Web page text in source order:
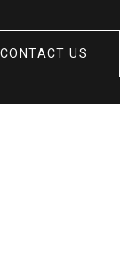
CONTACT US